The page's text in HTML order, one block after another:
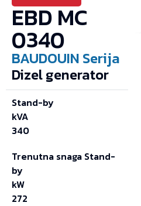
EBD MC
0340
BAUDOUIN Serija
Dizel generator
Stand-by
kVA
340
Trenutna snaga Stand-
by
kW
272